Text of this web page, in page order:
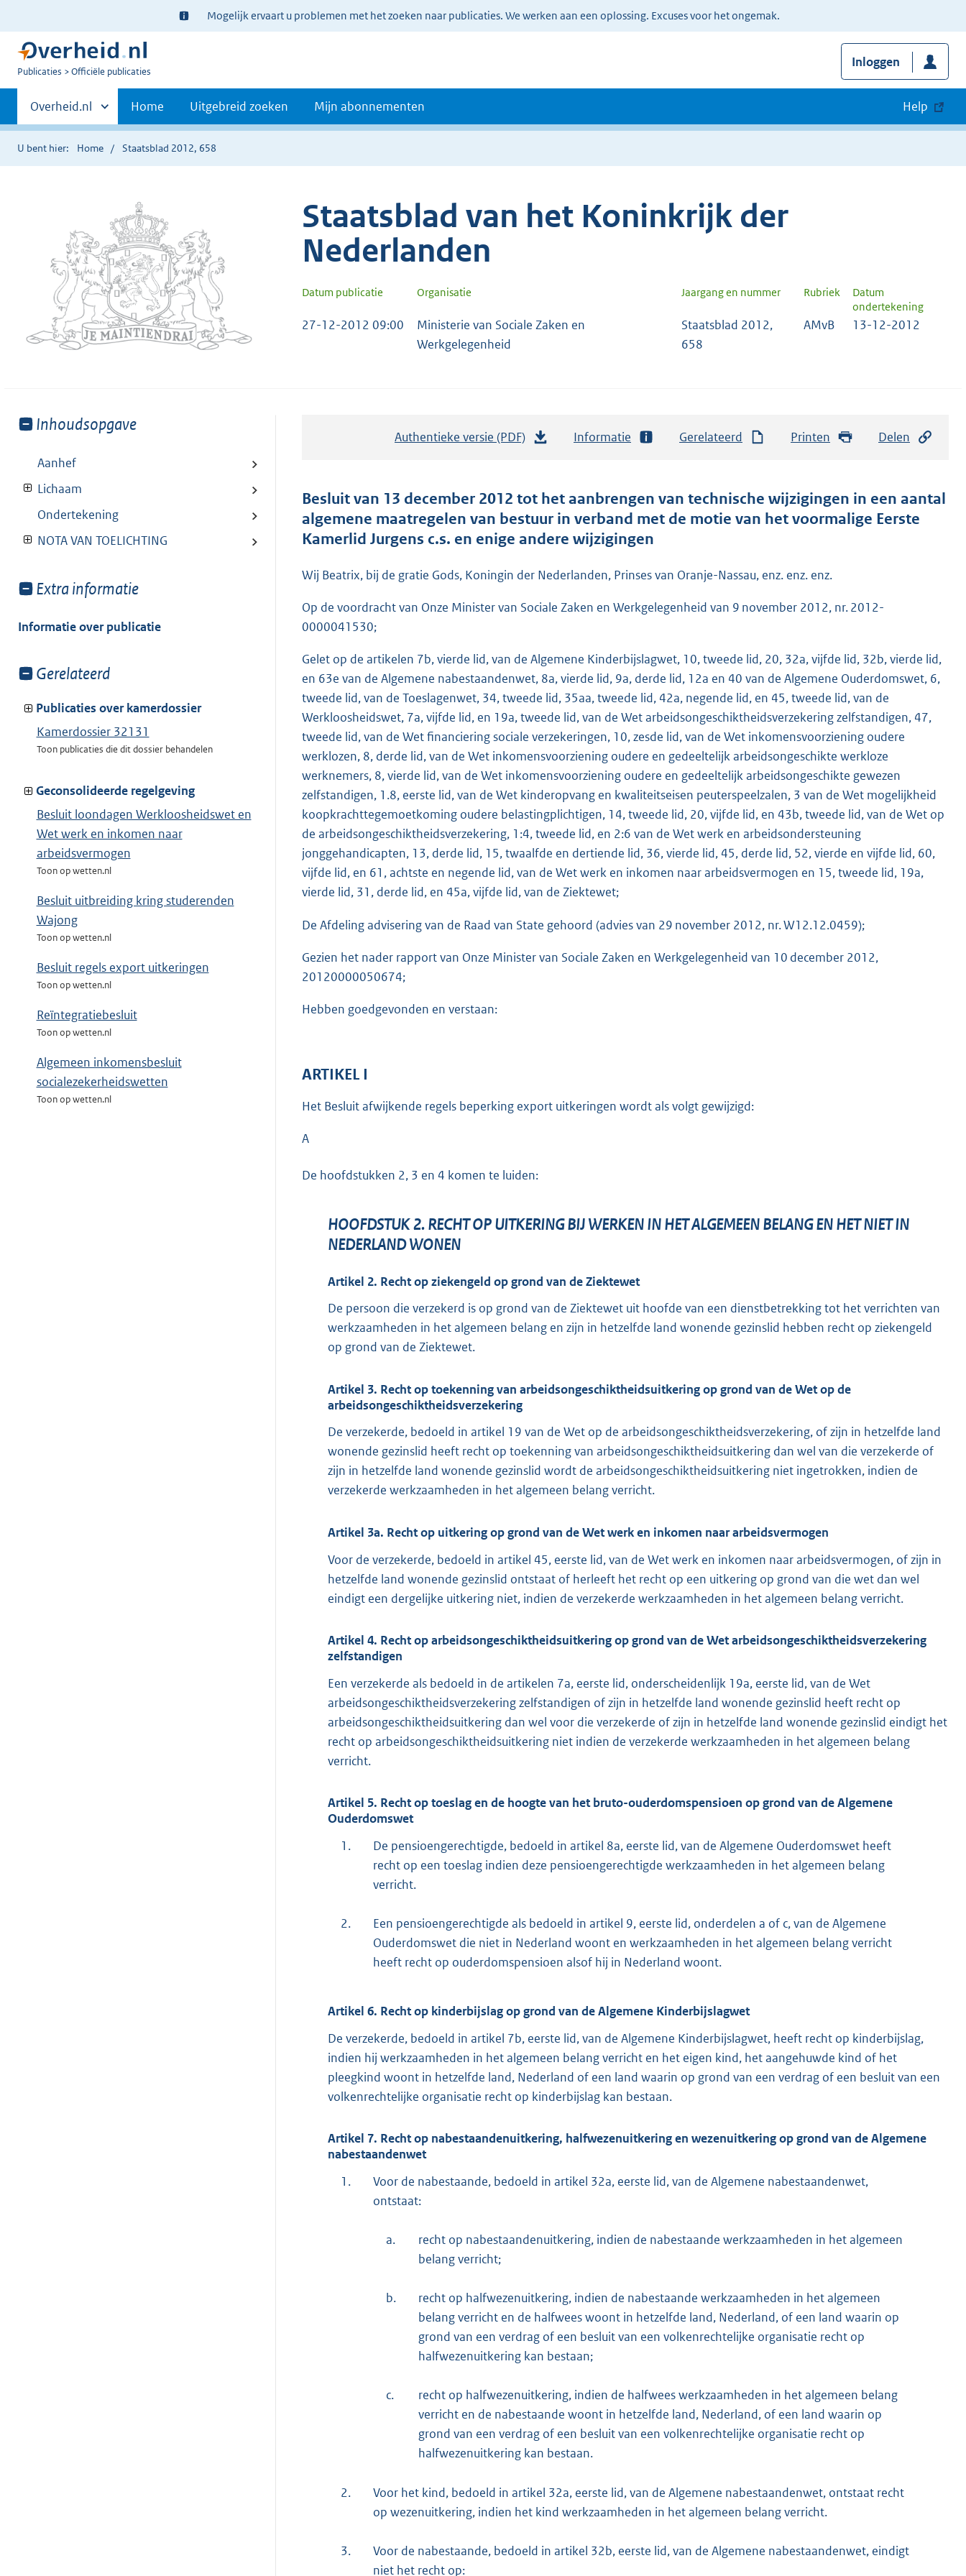
Ter
informatie:
Mogelijk ervaart u problemen met het zoeken naar publicaties. We werken aan een oplossing. Excuses voor het ongemak.
U
Publicaties Officiële publicaties
Inloggen
Primaire
navigatie
Andere
sites
binnen
Overheid.nl Home Uitgebreid zoeken Mijn abonnementen Help
U bent hier: Home Staatsblad 2012, 658
Staatsblad van het Koninkrijk der
Nederlanden
Datum publicatie Organisatie Jaargang en nummer Rubriek
Datum
ondertekening
27-12-2012 09:00
Ministerie van Sociale Zaken en
Werkgelegenheid
Staatsblad 2012,
658
AMvB 13-12-2012
Toon
van:
Inhoudsopgave
Aanhef
Lichaam
Ondertekening
NOTA VAN TOELICHTING
Toon
van:
Extra informatie
Informatie over publicatie
Toon
van:
Gerelateerd
Publicaties over kamerdossier
Kamerdossier 32131
Toon publicaties die dit dossier behandelen
Geconsolideerde regelgeving
Besluit loondagen Werkloosheidswet en
Wet werk en inkomen naar
arbeidsvermogen
Toon op wetten.nl
Besluit uitbreiding kring studerenden
Wajong
Toon op wetten.nl
Besluit regels export uitkeringen
Toon op wetten.nl
Reïntegratiebesluit
Toon op wetten.nl
Algemeen inkomensbesluit
socialezekerheidswetten
Toon op wetten.nl
Authentieke versie (PDF)
t
a
n
s
r
K
Informatie Gerelateerd Printen Delen
Besluit van 13 december 2012 tot het aanbrengen van technische wijzigingen in een aantal
algemene maatregelen van bestuur in verband met de motie van het voormalige Eerste
Kamerlid Jurgens c.s. en enige andere wijzigingen
Wij Beatrix, bij de gratie Gods, Koningin der Nederlanden, Prinses van Oranje-Nassau, enz. enz. enz.
Op de voordracht van Onze Minister van Sociale Zaken en Werkgelegenheid van 9 november 2012, nr. 2012-
0000041530;
Gelet op de artikelen 7b, vierde lid, van de Algemene Kinderbijslagwet, 10, tweede lid, 20, 32a, vijfde lid, 32b, vierde lid,
en 63e van de Algemene nabestaandenwet, 8a, vierde lid, 9a, derde lid, 12a en 40 van de Algemene Ouderdomswet, 6,
tweede lid, van de Toeslagenwet, 34, tweede lid, 35aa, tweede lid, 42a, negende lid, en 45, tweede lid, van de
Werkloosheidswet, 7a, vijfde lid, en 19a, tweede lid, van de Wet arbeidsongeschiktheidsverzekering zelfstandigen, 47,
tweede lid, van de Wet financiering sociale verzekeringen, 10, zesde lid, van de Wet inkomensvoorziening oudere
werklozen, 8, derde lid, van de Wet inkomensvoorziening oudere en gedeeltelijk arbeidsongeschikte werkloze
werknemers, 8, vierde lid, van de Wet inkomensvoorziening oudere en gedeeltelijk arbeidsongeschikte gewezen
zelfstandigen, 1.8, eerste lid, van de Wet kinderopvang en kwaliteitseisen peuterspeelzalen, 3 van de Wet mogelijkheid
koopkrachttegemoetkoming oudere belastingplichtigen, 14, tweede lid, 20, vijfde lid, en 43b, tweede lid, van de Wet op
de arbeidsongeschiktheidsverzekering, 1:4, tweede lid, en 2:6 van de Wet werk en arbeidsondersteuning
jonggehandicapten, 13, derde lid, 15, twaalfde en dertiende lid, 36, vierde lid, 45, derde lid, 52, vierde en vijfde lid, 60,
vijfde lid, en 61, achtste en negende lid, van de Wet werk en inkomen naar arbeidsvermogen en 15, tweede lid, 19a,
vierde lid, 31, derde lid, en 45a, vijfde lid, van de Ziektewet;
De Afdeling advisering van de Raad van State gehoord (advies van 29 november 2012, nr. W12.12.0459);
Gezien het nader rapport van Onze Minister van Sociale Zaken en Werkgelegenheid van 10 december 2012,
20120000050674;
Hebben goedgevonden en verstaan:
ARTIKEL I
Het Besluit afwijkende regels beperking export uitkeringen wordt als volgt gewijzigd:
A
De hoofdstukken 2, 3 en 4 komen te luiden:
HOOFDSTUK 2. RECHT OP UITKERING BIJ WERKEN IN HET ALGEMEEN BELANG EN HET NIET IN
NEDERLAND WONEN
Artikel 2. Recht op ziekengeld op grond van de Ziektewet
De persoon die verzekerd is op grond van de Ziektewet uit hoofde van een dienstbetrekking tot het verrichten van
werkzaamheden in het algemeen belang en zijn in hetzelfde land wonende gezinslid hebben recht op ziekengeld
op grond van de Ziektewet.
Artikel 3. Recht op toekenning van arbeidsongeschiktheidsuitkering op grond van de Wet op de
arbeidsongeschiktheidsverzekering
De verzekerde, bedoeld in artikel 19 van de Wet op de arbeidsongeschiktheidsverzekering, of zijn in hetzelfde land
wonende gezinslid heeft recht op toekenning van arbeidsongeschiktheidsuitkering dan wel van die verzekerde of
zijn in hetzelfde land wonende gezinslid wordt de arbeidsongeschiktheidsuitkering niet ingetrokken, indien de
verzekerde werkzaamheden in het algemeen belang verricht.
Artikel 3a. Recht op uitkering op grond van de Wet werk en inkomen naar arbeidsvermogen
Voor de verzekerde, bedoeld in artikel 45, eerste lid, van de Wet werk en inkomen naar arbeidsvermogen, of zijn in
hetzelfde land wonende gezinslid ontstaat of herleeft het recht op een uitkering op grond van die wet dan wel
eindigt een dergelijke uitkering niet, indien de verzekerde werkzaamheden in het algemeen belang verricht.
Artikel 4. Recht op arbeidsongeschiktheidsuitkering op grond van de Wet arbeidsongeschiktheidsverzekering
zelfstandigen
Een verzekerde als bedoeld in de artikelen 7a, eerste lid, onderscheidenlijk 19a, eerste lid, van de Wet
arbeidsongeschiktheidsverzekering zelfstandigen of zijn in hetzelfde land wonende gezinslid heeft recht op
arbeidsongeschiktheidsuitkering dan wel voor die verzekerde of zijn in hetzelfde land wonende gezinslid eindigt het
recht op arbeidsongeschiktheidsuitkering niet indien de verzekerde werkzaamheden in het algemeen belang
verricht.
Artikel 5. Recht op toeslag en de hoogte van het bruto-ouderdomspensioen op grond van de Algemene
Ouderdomswet
1.
De pensioengerechtigde, bedoeld in artikel 8a, eerste lid, van de Algemene Ouderdomswet heeft
recht op een toeslag indien deze pensioengerechtigde werkzaamheden in het algemeen belang
verricht.
2.
Een pensioengerechtigde als bedoeld in artikel 9, eerste lid, onderdelen a of c, van de Algemene
Ouderdomswet die niet in Nederland woont en werkzaamheden in het algemeen belang verricht
heeft recht op ouderdomspensioen alsof hij in Nederland woont.
Artikel 6. Recht op kinderbijslag op grond van de Algemene Kinderbijslagwet
De verzekerde, bedoeld in artikel 7b, eerste lid, van de Algemene Kinderbijslagwet, heeft recht op kinderbijslag,
indien hij werkzaamheden in het algemeen belang verricht en het eigen kind, het aangehuwde kind of het
pleegkind woont in hetzelfde land, Nederland of een land waarin op grond van een verdrag of een besluit van een
volkenrechtelijke organisatie recht op kinderbijslag kan bestaan.
Artikel 7. Recht op nabestaandenuitkering, halfwezenuitkering en wezenuitkering op grond van de Algemene
nabestaandenwet
1.
Voor de nabestaande, bedoeld in artikel 32a, eerste lid, van de Algemene nabestaandenwet,
ontstaat:
a.
recht op nabestaandenuitkering, indien de nabestaande werkzaamheden in het algemeen
belang verricht;
b.
recht op halfwezenuitkering, indien de nabestaande werkzaamheden in het algemeen
belang verricht en de halfwees woont in hetzelfde land, Nederland, of een land waarin op
grond van een verdrag of een besluit van een volkenrechtelijke organisatie recht op
halfwezenuitkering kan bestaan;
c.
recht op halfwezenuitkering, indien de halfwees werkzaamheden in het algemeen belang
verricht en de nabestaande woont in hetzelfde land, Nederland, of een land waarin op
grond van een verdrag of een besluit van een volkenrechtelijke organisatie recht op
halfwezenuitkering kan bestaan.
2.
Voor het kind, bedoeld in artikel 32a, eerste lid, van de Algemene nabestaandenwet, ontstaat recht
op wezenuitkering, indien het kind werkzaamheden in het algemeen belang verricht.
3.
Voor de nabestaande, bedoeld in artikel 32b, eerste lid, van de Algemene nabestaandenwet, eindigt
niet het recht op: